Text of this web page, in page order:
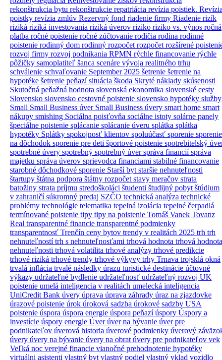
rekonštrukcia bytu rekonštrukcie repatriácia revízia poistiek.
poistky revízia zmlúv Rezervný fond riadenie firmy Riadenie rizík
riziká riziká investovania riziká úverov riziko riziko vs. výnos ročná
platba ročné poistenie ročné zúčtovanie rodičia rodina rodinné
poistenie rodinný dom rodinný rozpočet rozpočet rozšírené
rozvoj firmy rozvoj podnikania RPMN rýchle financovanie rýchle
pôžičky samoplatiteľ šanca scenáre vývoja realitného trhu
schválenie schvaľovanie September 2025 šetrenie šetrenie na
hypotéke šetrenie peňazísituácia škoda Skryté náklady skúsenosti
Skutočná peňažná hodnota slovenská ekonomika slovenské cesty
Slovensko slovensko cestovné poistenie slovensko hypotéky služby
Small Small Business úver Small Business úvery smart home smart
nákupy smishing Sociálna poisťovňa sociálne istoty solárne panely
špeciálne poistenie splácanie splácanie úveru splátka splátka
hypotéky Splátky spokojnosť klientov spoluúčasť sporenie sporenie
na dôchodok sporenie pre deti športové poistenie spotrebitelský
spotrebné úvery spotrebný spotrebný úverspráva financiíspráva
majetku správa úverov sprievodca financiami stabilné financovanie
starobné dôchodkové sporenie Starší byt staršie nehnuteľnosti
štartupy štátna podpora štátny rozpočet stavy meračov strata
batožiny strata príjmu stredoškoláci študenti študijný pobyt štúdium
v zahraničísúkromný predaj SZČO technická analýza technické
problémy technológie telematika tepelná izolácia tepelné čerpadlá
termínované poistenie tipy tipy na poistenie Tomáš Vanek Tovanz
Real transparentné financie transparentné podmienky
transparentnosť Trenčín ceny bytov trendy v realitách 2025 trh trh
nehnuteľnostítrh s nehnuteľnosťami trhová hodnota trhová hodnota
nehnuteľnosti trhová volatilita trhové analýzy trhové predikcie
trhové riziká trhové trendy trhové výkyvy trhy Trnava trojsklá okná
trvalá inflácia trvalé následky úrazu turistické destinácie účtovné
výkazy udržateľné bydlenie udržateľnosť udržateľný rozvoj UK
poistenie umelá inteligencia v realitách umelecká inteligencia
UniCredit Bank úvery úprava úprava záhrady úraz na zjazdovke
úrazové poistenie úrok úroková sadzba úrokové sadzby USA
poistenie úspora úspora energie úspora peňazíúspory Úspory a
investície úspory energie Úverúver na bývanie úver pre
podnikateľov úverová historia úverové podmienky úverový
úvery úvery na bývanie úvery na obrat úvery pre podnikateľov vek
Veľká noc verejné financie vianočné prehodnotenie hypotéky
virtuálni asistenti vlastný byt vlastný podiel vlastný vklad vozidlo